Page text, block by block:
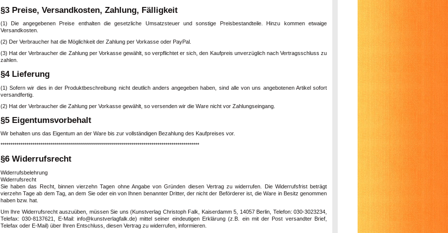
§3 Preise, Versandkosten, Zahlung, Fälligkeit
(1) Die angegebenen Preise enthalten die gesetzliche Umsatzsteuer und sonstige Preisbestandteile. Hinzu kommen etwaige
Versandkosten.
(2) Der Verbraucher hat die Möglichkeit der Zahlung per Vorkasse oder PayPal.
(3) Hat der Verbraucher die Zahlung per Vorkasse gewählt, so verpflichtet er sich, den Kaufpreis unverzüglich nach Vertragsschluss zu
zahlen.
§4 Lieferung
(1) Sofern wir dies in der Produktbeschreibung nicht deutlich anders angegeben haben, sind alle von uns angebotenen Artikel sofort
versandfertig.
(2) Hat der Verbraucher die Zahlung per Vorkasse gewählt, so versenden wir die Ware nicht vor Zahlungseingang.
§5 Eigentumsvorbehalt
Wir behalten uns das Eigentum an der Ware bis zur vollständigen Bezahlung des Kaufpreises vor.
****************************************************************************************************
§6 Widerrufsrecht
Widerrufsbelehrung
Widerrufsrecht
Sie haben das Recht, binnen vierzehn Tagen ohne Angabe von Gründen diesen Vertrag zu widerrufen. Die Widerrufsfrist beträgt
vierzehn Tage ab dem Tag, an dem Sie oder ein von Ihnen benannter Dritter, der nicht der Beförderer ist, die Ware in Besitz genommen
haben bzw. hat.
Um Ihre Widerrufsrecht auszuüben, müssen Sie uns(Kunstverlag Christoph Falk, Kaiserdamm 5, 14057 Berlin, Telefon: 030-3023234,
Telefax: 030-8137621, E-Mail: info@kunstverlagfalk.de) mittel seiner eindeutigen Erklärung (z.B. ein mit der Post versandter Brief,
Telefax oder E-Mail) über Ihren Entschluss, diesen Vertrag zu widerrufen, informieren.